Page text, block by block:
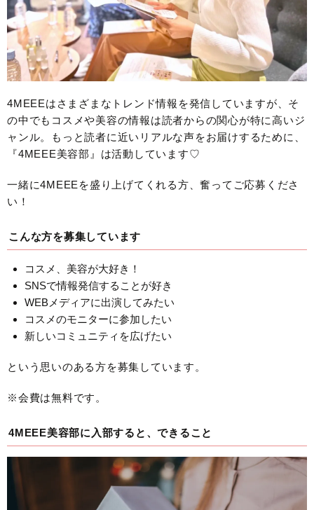
4MEEEはさまざまなトレンド情報を発信していますが、そ
の中でもコスメや美容の情報は読者からの関心が特に高いジ
ャンル。もっと読者に近いリアルな声をお届けするために、
『4MEEE美容部』は活動しています♡
一緒に4MEEEを盛り上げてくれる方、奮ってご応募くださ
い！
こんな方を募集しています
コスメ、美容が大好き！
SNSで情報発信することが好き
WEBメディアに出演してみたい
コスメのモニターに参加したい
新しいコミュニティを広げたい
という思いのある方を募集しています。
※会費は無料です。
4MEEE美容部に入部すると、できること